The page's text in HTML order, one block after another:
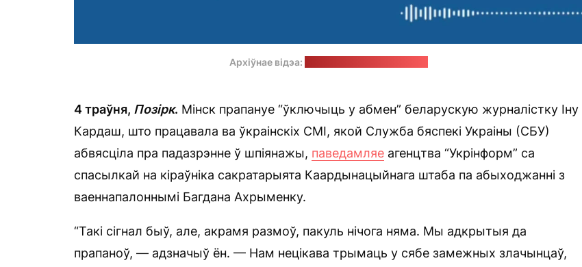
Архіўнае відэа:
4 траўня, Позірк. Мінск прапануе “ўключыць у абмен” беларускую журналістку Іну
Кардаш, што працавала ва ўкраінскіх СМІ, якой Служба бяспекі Украіны (СБУ)
абвясціла пра падазрэнне ў шпіянажы, паведамляе агенцтва “Укрінформ” са
спасылкай на кіраўніка сакратарыята Каардынацыйнага штаба па абыходжанні з
ваеннапалоннымі Багдана Ахрыменку.
“Такі сігнал быў, але, акрамя размоў, пакуль нічога няма. Мы адкрытыя да
прапаноў, — адзначыў ён. — Нам нецікава трымаць у сябе замежных злачынцаў,